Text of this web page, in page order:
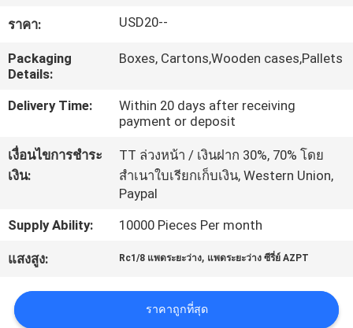
ทัวร์
โรงงาน
ควบคุม
คุณภาพ
ติดต่อ
เรา
ขอ
ราคา: USD20--
Packaging
Details:
Boxes, Cartons,Wooden cases,Pallets
Delivery Time:
Within 20 days after receiving
payment or deposit
เงื่อนไขการชำระ
เงิน:
TT ล่วงหน้า / เงินฝาก 30%, 70% โดย
สำเนาใบเรียกเก็บเงิน, Western Union,
Paypal
Supply Ability:
10000 Pieces Per month
แสงสูง: Rc1/8 แพดระยะว่าง, แพดระยะว่าง ซีรี่ย์ AZPT
ราคาถูกที่สุด